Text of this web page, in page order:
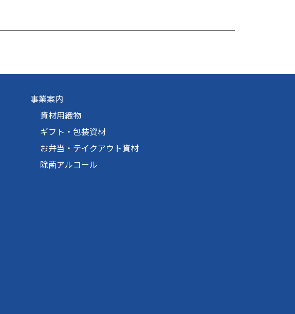
事業案内
資材用織物
ギフト・包装資材
お弁当・テイクアウト資材
除菌アルコール